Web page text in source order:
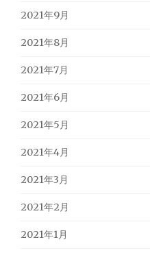
2021年9月
2021年8月
2021年7月
2021年6月
2021年5月
2021年4月
2021年3月
2021年2月
2021年1月